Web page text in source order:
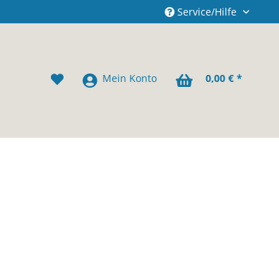
Service/Hilfe
Mein Konto 0,00 € *